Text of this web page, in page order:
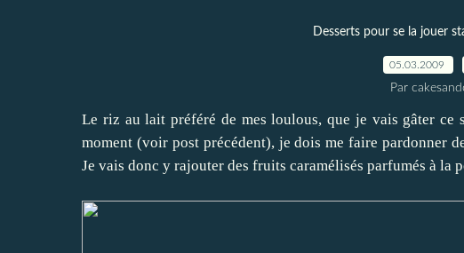
Desserts pour se la jouer
05.03.2009
Par
Le riz au lait préféré de mes loulous, que je vais gâter ce
moment (voir post précédent), je dois me faire pardonner
Je vais donc y rajouter des fruits caramélisés parfumés à la